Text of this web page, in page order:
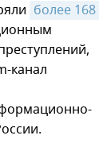
более 168
канал